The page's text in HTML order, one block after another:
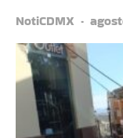
NotiCDMX